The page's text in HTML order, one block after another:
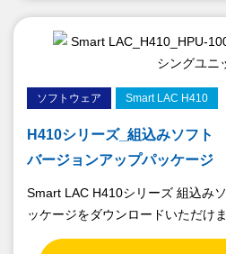
ソフトウェア Smart LAC H410
H410シリーズ_組込みソフト
バージョンアップパッケージ
Smart LAC H410シリーズ 組込み
ッケージをダウンロードいただけま